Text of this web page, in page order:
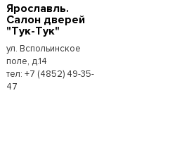
Ярославль.
Салон дверей
"Тук-Тук"
ул. Вспольинское
поле, д.14
тел: +7 (4852) 49-35-
47